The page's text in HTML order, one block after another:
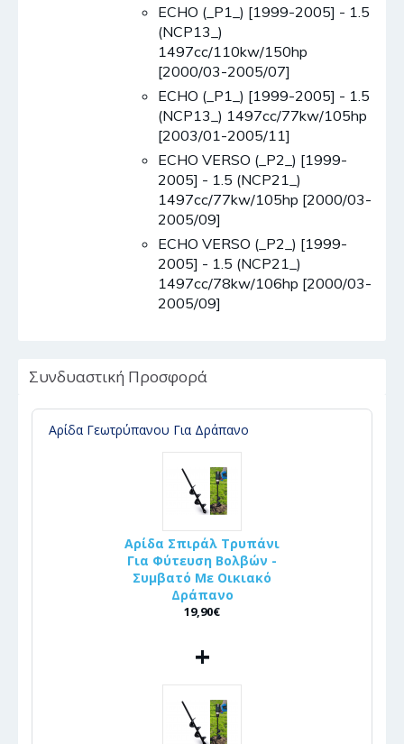
ECHO (_P1_) [1999-2005] - 1.5
(NCP13_)
1497cc/110kw/150hp
[2000/03-2005/07]
ECHO (_P1_) [1999-2005] - 1.5
(NCP13_) 1497cc/77kw/105hp
[2003/01-2005/11]
ECHO VERSO (_P2_) [1999-
2005] - 1.5 (NCP21_)
1497cc/77kw/105hp [2000/03-
2005/09]
ECHO VERSO (_P2_) [1999-
2005] - 1.5 (NCP21_)
1497cc/78kw/106hp [2000/03-
2005/09]
Συνδυαστική Προσφορά
Αρίδα Γεωτρύπανου Για Δράπανο
Αρίδα Σπιράλ Τρυπάνι
Για Φύτευση Βολβών -
Συμβατό Με Οικιακό
Δράπανο
19,90€
+